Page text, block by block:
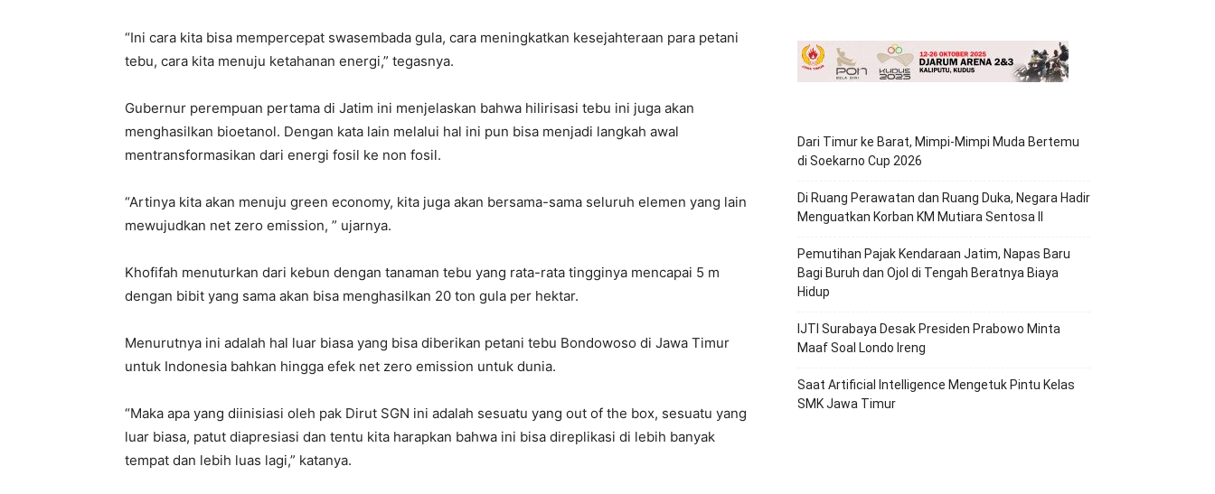
“Ini cara kita bisa mempercepat swasembada gula, cara meningkatkan kesejahteraan para petani
tebu, cara kita menuju ketahanan energi,” tegasnya.
Gubernur perempuan pertama di Jatim ini menjelaskan bahwa hilirisasi tebu ini juga akan
menghasilkan bioetanol. Dengan kata lain melalui hal ini pun bisa menjadi langkah awal
mentransformasikan dari energi fosil ke non fosil.
“Artinya kita akan menuju green economy, kita juga akan bersama-sama seluruh elemen yang lain
mewujudkan net zero emission, ” ujarnya.
Khofifah menuturkan dari kebun dengan tanaman tebu yang rata-rata tingginya mencapai 5 m
dengan bibit yang sama akan bisa menghasilkan 20 ton gula per hektar.
Menurutnya ini adalah hal luar biasa yang bisa diberikan petani tebu Bondowoso di Jawa Timur
untuk Indonesia bahkan hingga efek net zero emission untuk dunia.
“Maka apa yang diinisiasi oleh pak Dirut SGN ini adalah sesuatu yang out of the box, sesuatu yang
luar biasa, patut diapresiasi dan tentu kita harapkan bahwa ini bisa direplikasi di lebih banyak
tempat dan lebih luas lagi,” katanya.
Dari Timur ke Barat, Mimpi-Mimpi Muda Bertemu
di Soekarno Cup 2026
Di Ruang Perawatan dan Ruang Duka, Negara Hadir
Menguatkan Korban KM Mutiara Sentosa II
Pemutihan Pajak Kendaraan Jatim, Napas Baru
Bagi Buruh dan Ojol di Tengah Beratnya Biaya
Hidup
IJTI Surabaya Desak Presiden Prabowo Minta
Maaf Soal Londo Ireng
Saat Artificial Intelligence Mengetuk Pintu Kelas
SMK Jawa Timur